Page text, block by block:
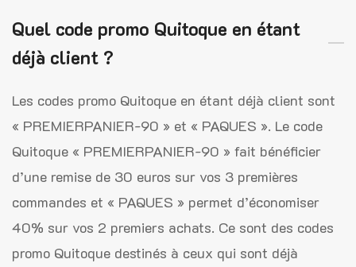
Quel code promo Quitoque en étant
déjà client ?
Les codes promo Quitoque en étant déjà client sont
« PREMIERPANIER-90 » et « PAQUES ». Le code
Quitoque « PREMIERPANIER-90 » fait bénéficier
d’une remise de 30 euros sur vos 3 premières
commandes et « PAQUES » permet d’économiser
40% sur vos 2 premiers achats. Ce sont des codes
promo Quitoque destinés à ceux qui sont déjà